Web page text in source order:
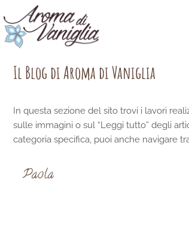
al
contenuto
Il Blog di Aroma di Vaniglia
In questa sezione del sito trovi i lavori
sulle immagini o sul “Leggi tutto” degli
categoria specifica, puoi anche navigare
Paola